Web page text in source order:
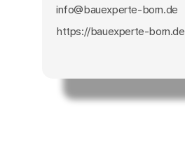
info@bauexperte-born.de
https://bauexperte-born.de